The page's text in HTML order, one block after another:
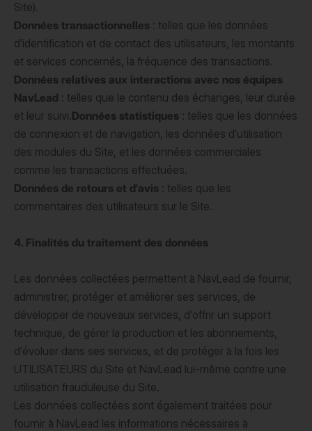
Site).
Données transactionnelles : telles que les données
d'identification et de contact des utilisateurs, les montants
et services concernés, la fréquence des transactions.
Données relatives aux interactions avec nos équipes
NavLead : telles que le contenu des échanges, leur durée
et leur suivi.Données statistiques : telles que les données
de connexion et de navigation, les données d'utilisation
des modules du Site, et les données commerciales
comme les transactions effectuées.
Données de retours et d'avis : telles que les
commentaires des utilisateurs sur le Site.
4. Finalités du traitement des données
Les données collectées permettent à NavLead de fournir,
administrer, protéger et améliorer ses services, de
développer de nouveaux services, d'offrir un support
technique, de gérer la production et les abonnements,
d'évoluer dans ses services, et de protéger à la fois les
UTILISATEURS du Site et NavLead lui-même contre une
utilisation frauduleuse du Site.
Les données collectées sont également traitées pour
fournir à NavLead les informations nécessaires à